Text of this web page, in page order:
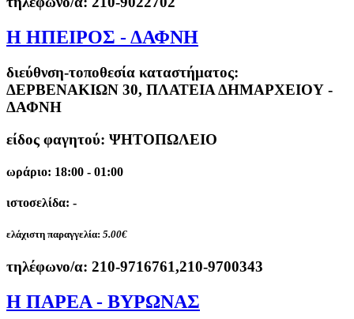
Η ΗΠΕΙΡΟΣ - ΔΑΦΝΗ
διεύθνση-τοποθεσία καταστήματος:
ΔΕΡΒΕΝΑΚΙΩΝ 30, ΠΛΑΤΕΙΑ ΔΗΜΑΡΧΕΙΟΥ -
ΔΑΦΝΗ
είδος φαγητού: ΨΗΤΟΠΩΛΕΙΟ
ωράριο: 18:00 - 01:00
ιστοσελίδα: -
ελάχιστη παραγγελία: 5.00€
τηλέφωνο/α: 210-9716761,210-9700343
Η ΠΑΡΕΑ - ΒΥΡΩΝΑΣ